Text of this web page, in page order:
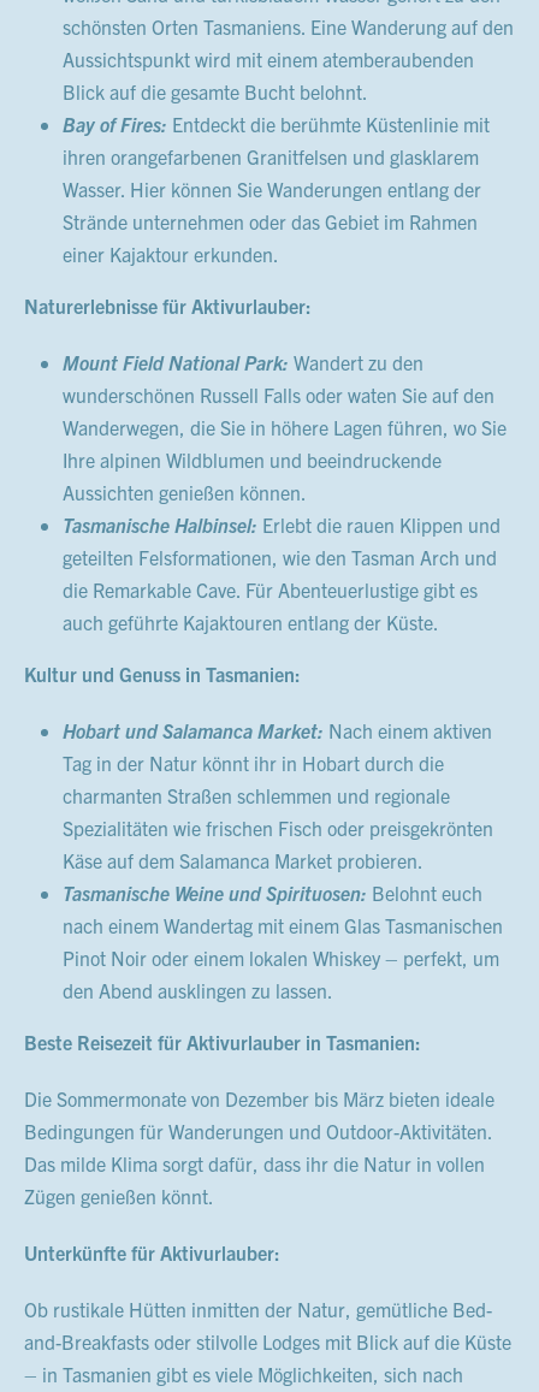
schönsten Orten Tasmaniens. Eine Wanderung auf den
Aussichtspunkt wird mit einem atemberaubenden
Blick auf die gesamte Bucht belohnt.
Bay of Fires: Entdeckt die berühmte Küstenlinie mit
ihren orangefarbenen Granitfelsen und glasklarem
Wasser. Hier können Sie Wanderungen entlang der
Strände unternehmen oder das Gebiet im Rahmen
einer Kajaktour erkunden.
Naturerlebnisse für Aktivurlauber:
Mount Field National Park: Wandert zu den
wunderschönen Russell Falls oder waten Sie auf den
Wanderwegen, die Sie in höhere Lagen führen, wo Sie
Ihre alpinen Wildblumen und beeindruckende
Aussichten genießen können.
Tasmanische Halbinsel: Erlebt die rauen Klippen und
geteilten Felsformationen, wie den Tasman Arch und
die Remarkable Cave. Für Abenteuerlustige gibt es
auch geführte Kajaktouren entlang der Küste.
Kultur und Genuss in Tasmanien:
Hobart und Salamanca Market: Nach einem aktiven
Tag in der Natur könnt ihr in Hobart durch die
charmanten Straßen schlemmen und regionale
Spezialitäten wie frischen Fisch oder preisgekrönten
Käse auf dem Salamanca Market probieren.
Tasmanische Weine und Spirituosen: Belohnt euch
nach einem Wandertag mit einem Glas Tasmanischen
Pinot Noir oder einem lokalen Whiskey – perfekt, um
den Abend ausklingen zu lassen.
Beste Reisezeit für Aktivurlauber in Tasmanien:
Die Sommermonate von Dezember bis März bieten ideale
Bedingungen für Wanderungen und Outdoor-Aktivitäten.
Das milde Klima sorgt dafür, dass ihr die Natur in vollen
Zügen genießen könnt.
Unterkünfte für Aktivurlauber:
Ob rustikale Hütten inmitten der Natur, gemütliche Bed-
and-Breakfasts oder stilvolle Lodges mit Blick auf die Küste
– in Tasmanien gibt es viele Möglichkeiten, sich nach